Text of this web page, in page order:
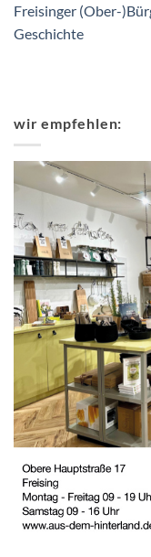
Freisinger (Ober-
Geschichte
wir empfehlen: